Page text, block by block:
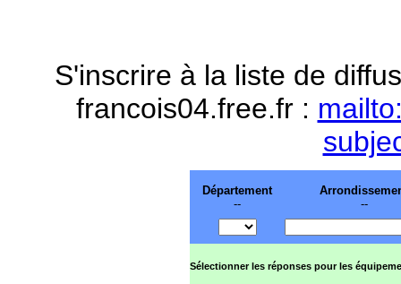
S'inscrire à la liste de
francois04.free.fr :
Département
--
--
Sélectionner les réponses pour les